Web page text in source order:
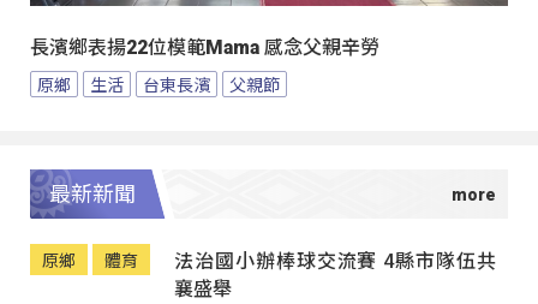
長濱鄉表揚22位模範Mama 感念父親辛勞
原鄉 生活 台東長濱 父親節
最新新聞
原鄉 體育
法治國小辦棒球交流賽 4縣市隊伍共
襄盛舉